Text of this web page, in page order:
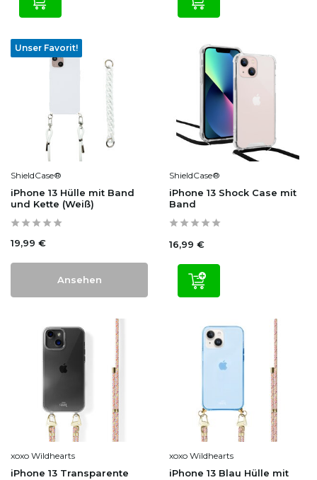
Unser Favorit!
ShieldCase®
iPhone 13 Hülle mit Band
und Kette (Weiß)
19,99 €
Ansehen
ShieldCase®
iPhone 13 Shock Case mit
Band
16,99 €
xoxo Wildhearts
iPhone 13 Transparente
xoxo Wildhearts
iPhone 13 Blau Hülle mit